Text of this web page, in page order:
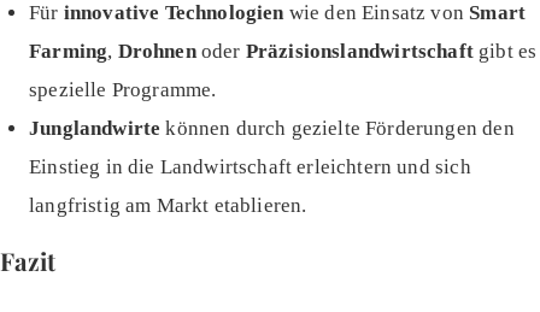
Für innovative Technologienwie den Einsatz von Smart
Farming, Drohnenoder Präzisionslandwirtschaftgibt es
spezielle Programme.
Junglandwirte können durch gezielte Förderungen den
Einstieg in die Landwirtschaft erleichtern und sich
langfristig am Markt etablieren.
Fazit